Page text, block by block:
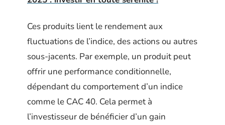
Ces produits lient le rendement aux
fluctuations de l’indice, des actions ou autres
sous-jacents. Par exemple, un produit peut
offrir une performance conditionnelle,
dépendant du comportement d’un indice
comme le CAC 40. Cela permet à
l’investisseur de bénéficier d’un gain